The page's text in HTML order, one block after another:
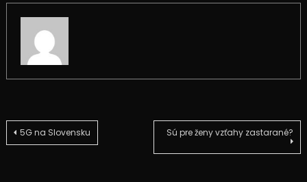
Navigace
5G na Slovensku Sú pre ženy vzťahy zastarané?